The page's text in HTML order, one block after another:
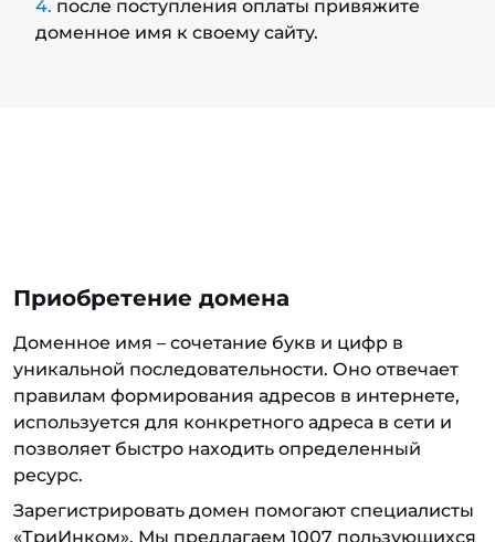
после поступления оплаты привяжите
доменное имя к своему сайту.
Приобретение домена
Доменное имя – сочетание букв и цифр в
уникальной последовательности. Оно отвечает
правилам формирования адресов в интернете,
используется для конкретного адреса в сети и
позволяет быстро находить определенный
ресурс.
Зарегистрировать домен помогают специалисты
«ТриИнком». Мы предлагаем 1007 пользующихся